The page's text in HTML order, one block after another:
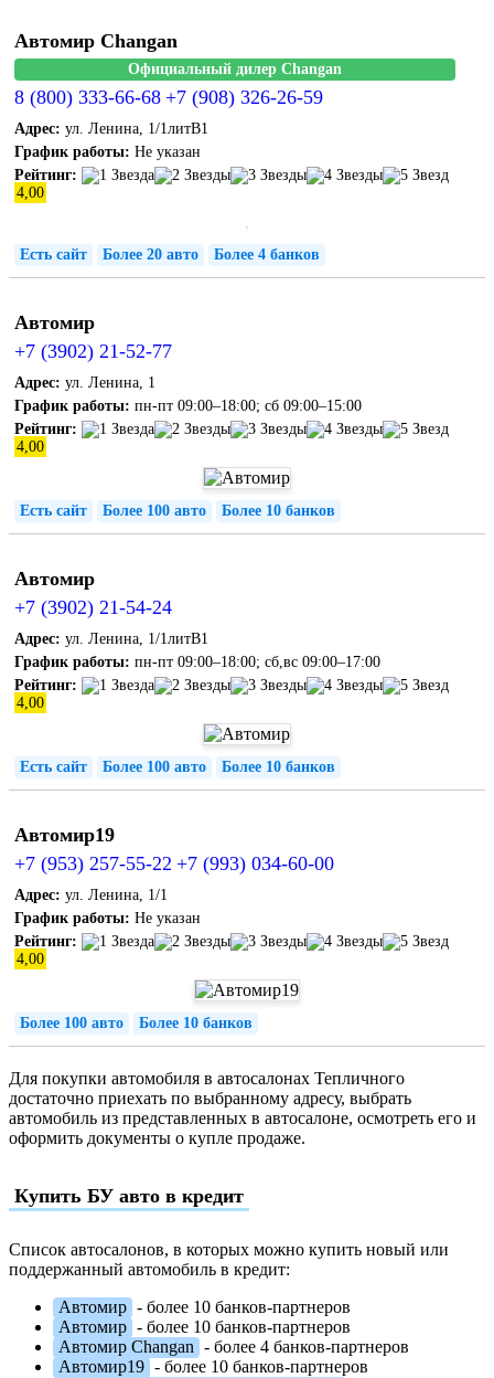
Автомир Changan
Официальный дилер Changan
8 (800) 333-66-68 +7 (908) 326-26-59
Адрес: ул. Ленина, 1/1литВ1
График работы: Не указан
Рейтинг:
4,00
Есть сайт Более 20 авто Более 4 банков
Автомир
+7 (3902) 21-52-77
Адрес: ул. Ленина, 1
График работы: пн-пт 09:00–18:00; сб 09:00–15:00
Рейтинг:
4,00
Есть сайт Более 100 авто Более 10 банков
Автомир
+7 (3902) 21-54-24
Адрес: ул. Ленина, 1/1литВ1
График работы: пн-пт 09:00–18:00; сб,вс 09:00–17:00
Рейтинг:
4,00
Есть сайт Более 100 авто Более 10 банков
Автомир19
+7 (953) 257-55-22 +7 (993) 034-60-00
Адрес: ул. Ленина, 1/1
График работы: Не указан
Рейтинг:
4,00
Более 100 авто Более 10 банков
Для покупки автомобиля в автосалонах Тепличного
достаточно приехать по выбранному адресу, выбрать
автомобиль из представленных в автосалоне, осмотреть его и
оформить документы о купле продаже.
Купить БУ авто в кредит
Список автосалонов, в которых можно купить новый или
поддержанный автомобиль в кредит:
Автомир - более 10 банков-партнеров
Автомир - более 10 банков-партнеров
Автомир Changan - более 4 банков-партнеров
Автомир19 - более 10 банков-партнеров